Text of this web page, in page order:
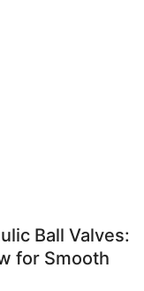
Ball Valves:
for Smooth